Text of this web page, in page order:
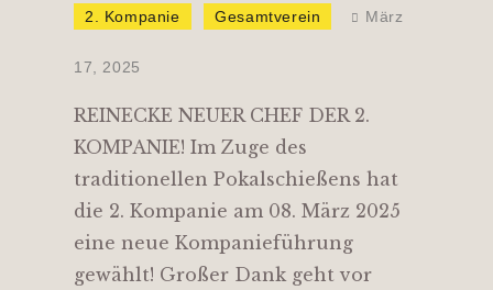
2. Kompanie Gesamtverein März
17, 2025
REINECKE NEUER CHEF DER 2.
KOMPANIE! Im Zuge des
traditionellen Pokalschießens hat
die 2. Kompanie am 08. März 2025
eine neue Kompanieführung
gewählt! Großer Dank geht vor